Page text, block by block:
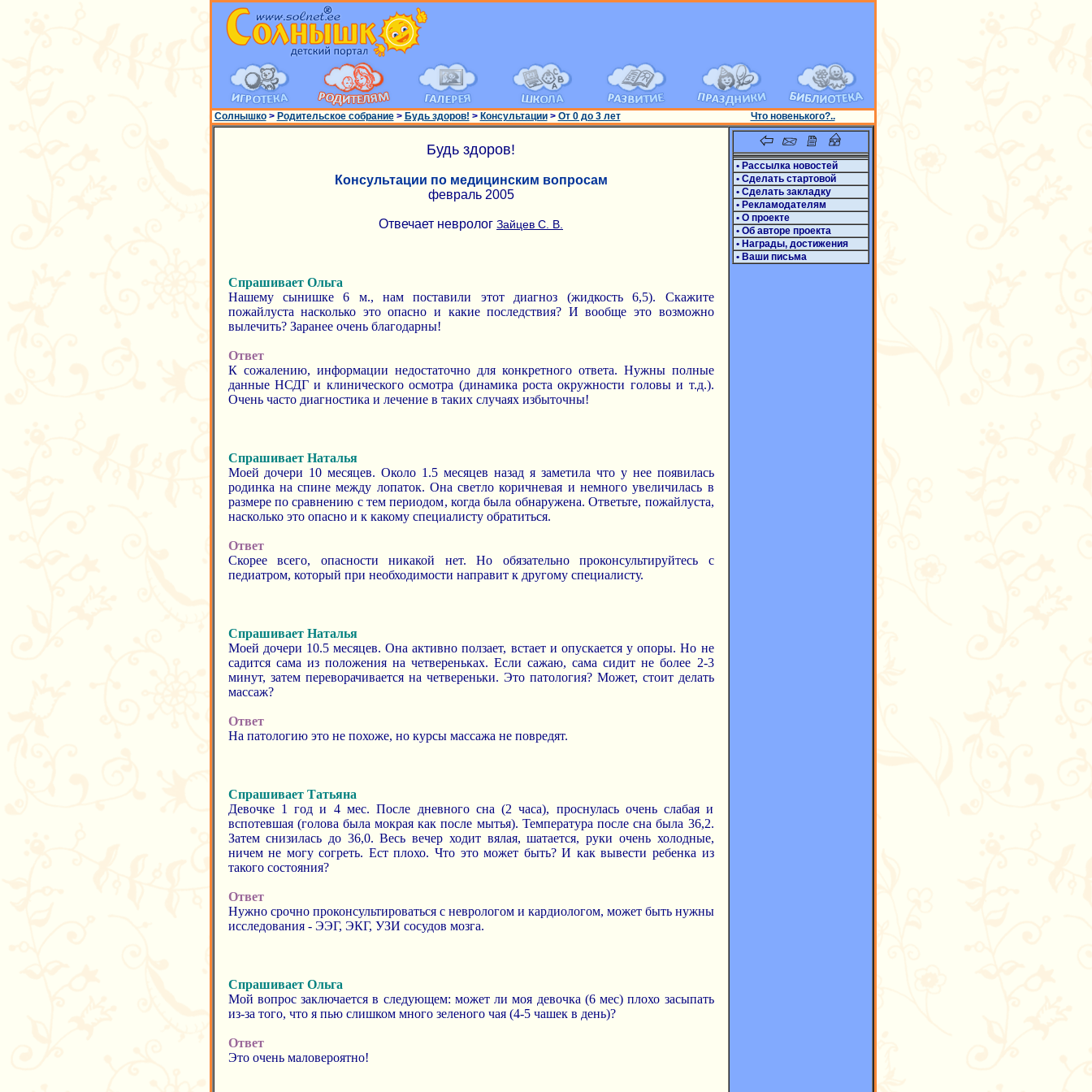
Солнышко> Родительское собрание> Будь здоров! > Консультации> От 0 до 3 лет Что новенького?..
Будь здоров!
Консультации по медицинским вопросам
февраль 2005
Отвечает невролог Зайцев С. В.
Спрашивает Ольга
Нашему сынишке 6 м., нам поставили этот диагноз (жидкость 6,5). Скажите
пожайлуста насколько это опасно и какие последствия? И вообще это возможно
вылечить? Заранее очень благодарны!
Ответ
К сожалению, информации недостаточно для конкретного ответа. Нужны полные
данные НСДГ и клинического осмотра (динамика роста окружности головы и т.д.).
Очень часто диагностика и лечение в таких случаях избыточны!
Спрашивает Наталья
Моей дочери 10 месяцев. Около 1.5 месяцев назад я заметила что у нее появилась
родинка на спине между лопаток. Она светло коричневая и немного увеличилась в
размере по сравнению с тем периодом, когда была обнаружена. Ответьте, пожайлуста,
насколько это опасно и к какому специалисту обратиться.
Ответ
Скорее всего, опасности никакой нет. Но обязательно проконсультируйтесь с
педиатром, который при необходимости направит к другому специалисту.
Спрашивает Наталья
Моей дочери 10.5 месяцев. Она активно ползает, встает и опускается у опоры. Но не
садится сама из положения на четвереньках. Если сажаю, сама сидит не более 2-3
минут, затем переворачивается на четвереньки. Это патология? Может, стоит делать
массаж?
Ответ
На патологию это не похоже, но курсы массажа не повредят.
Спрашивает Татьяна
Девочке 1 год и 4 мес. После дневного сна (2 часа), проснулась очень слабая и
вспотевшая (голова была мокрая как после мытья). Температура после сна была 36,2.
Затем снизилась до 36,0. Весь вечер ходит вялая, шатается, руки очень холодные,
ничем не могу согреть. Ест плохо. Что это может быть? И как вывести ребенка из
такого состояния?
Ответ
Нужно срочно проконсультироваться с неврологом и кардиологом, может быть нужны
исследования - ЭЭГ, ЭКГ, УЗИ сосудов мозга.
Спрашивает Ольга
Мой вопрос заключается в следующем: может ли моя девочка (6 мес) плохо засыпать
из-за того, что я пью слишком много зеленого чая (4-5 чашек в день)?
Ответ
Это очень маловероятно!
• Рассылка новостей
• Сделать стартовой
• Сделать закладку
• Рекламодателям
• О проекте
• Об авторе проекта
• Награды, достижения
• Ваши письма